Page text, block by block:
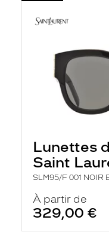
Lunettes
Saint
SLM95/F 001 NOIR
À partir de
329,00 €